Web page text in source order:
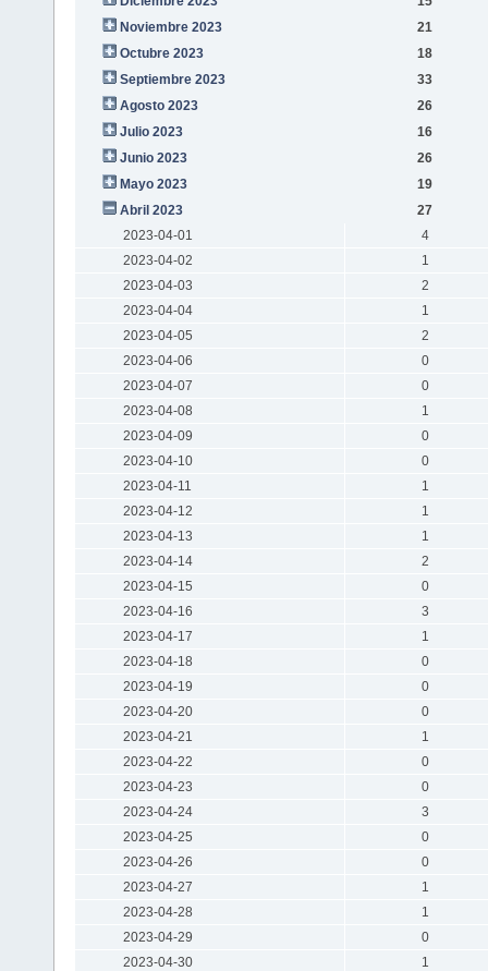
Noviembre 2023
21
Octubre 2023
18
Septiembre 2023
33
Agosto 2023
26
Julio 2023
16
Junio 2023
26
Mayo 2023
19
Abril 2023
27
2023-04-01
4
2023-04-02
1
2023-04-03
2
2023-04-04
1
2023-04-05
2
2023-04-06
0
2023-04-07
0
2023-04-08
1
2023-04-09
0
2023-04-10
0
2023-04-11
1
2023-04-12
1
2023-04-13
1
2023-04-14
2
2023-04-15
0
2023-04-16
3
2023-04-17
1
2023-04-18
0
2023-04-19
0
2023-04-20
0
2023-04-21
1
2023-04-22
0
2023-04-23
0
2023-04-24
3
2023-04-25
0
2023-04-26
0
2023-04-27
1
2023-04-28
1
2023-04-29
0
2023-04-30
1